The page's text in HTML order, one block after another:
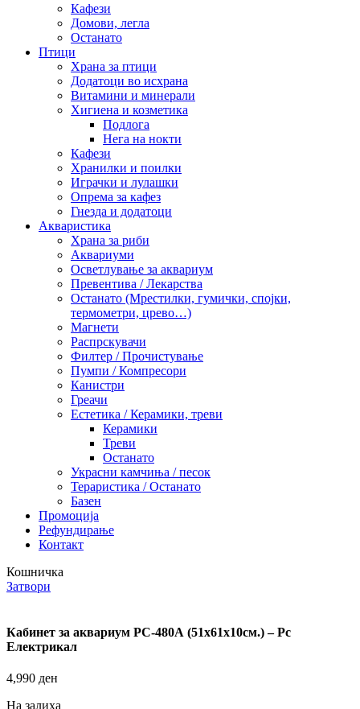
Кафези
Домови, легла
Останато
Птици
Храна за птици
Додатоци во исхрана
Витамини и минерали
Хигиена и козметика
Подлога
Нега на нокти
Кафези
Хранилки и поилки
Играчки и лулашки
Опрема за кафез
Гнезда и додатоци
Акваристика
Храна за риби
Аквариуми
Осветлување за аквариум
Превентива / Лекарства
Останато (Мрестилки, гумички, спојки,
термометри, црево…)
Магнети
Распрскувачи
Филтер / Прочистување
Пумпи / Компресори
Канистри
Греачи
Естетика / Керамики, треви
Керамики
Треви
Останато
Украсни камчиња / песок
Тераристика / Останато
Базен
Промоција
Рефундирање
Контакт
Кошничка
Затвори
Кабинет за аквариум РС-480А (51х61х10см.) – Рс
Електрикал
4,990 ден
На залиха